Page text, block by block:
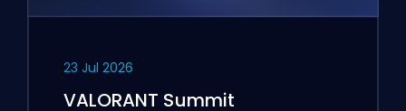
23 Jul 2026
VALORANT Summit